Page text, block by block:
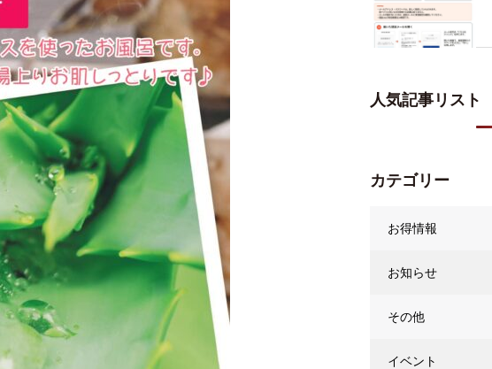
人気記事リスト
カテゴリー
お得情報
お知らせ
その他
イベント